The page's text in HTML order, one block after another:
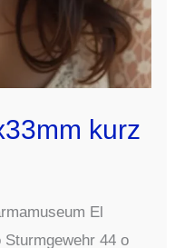
kurz
El
44 o